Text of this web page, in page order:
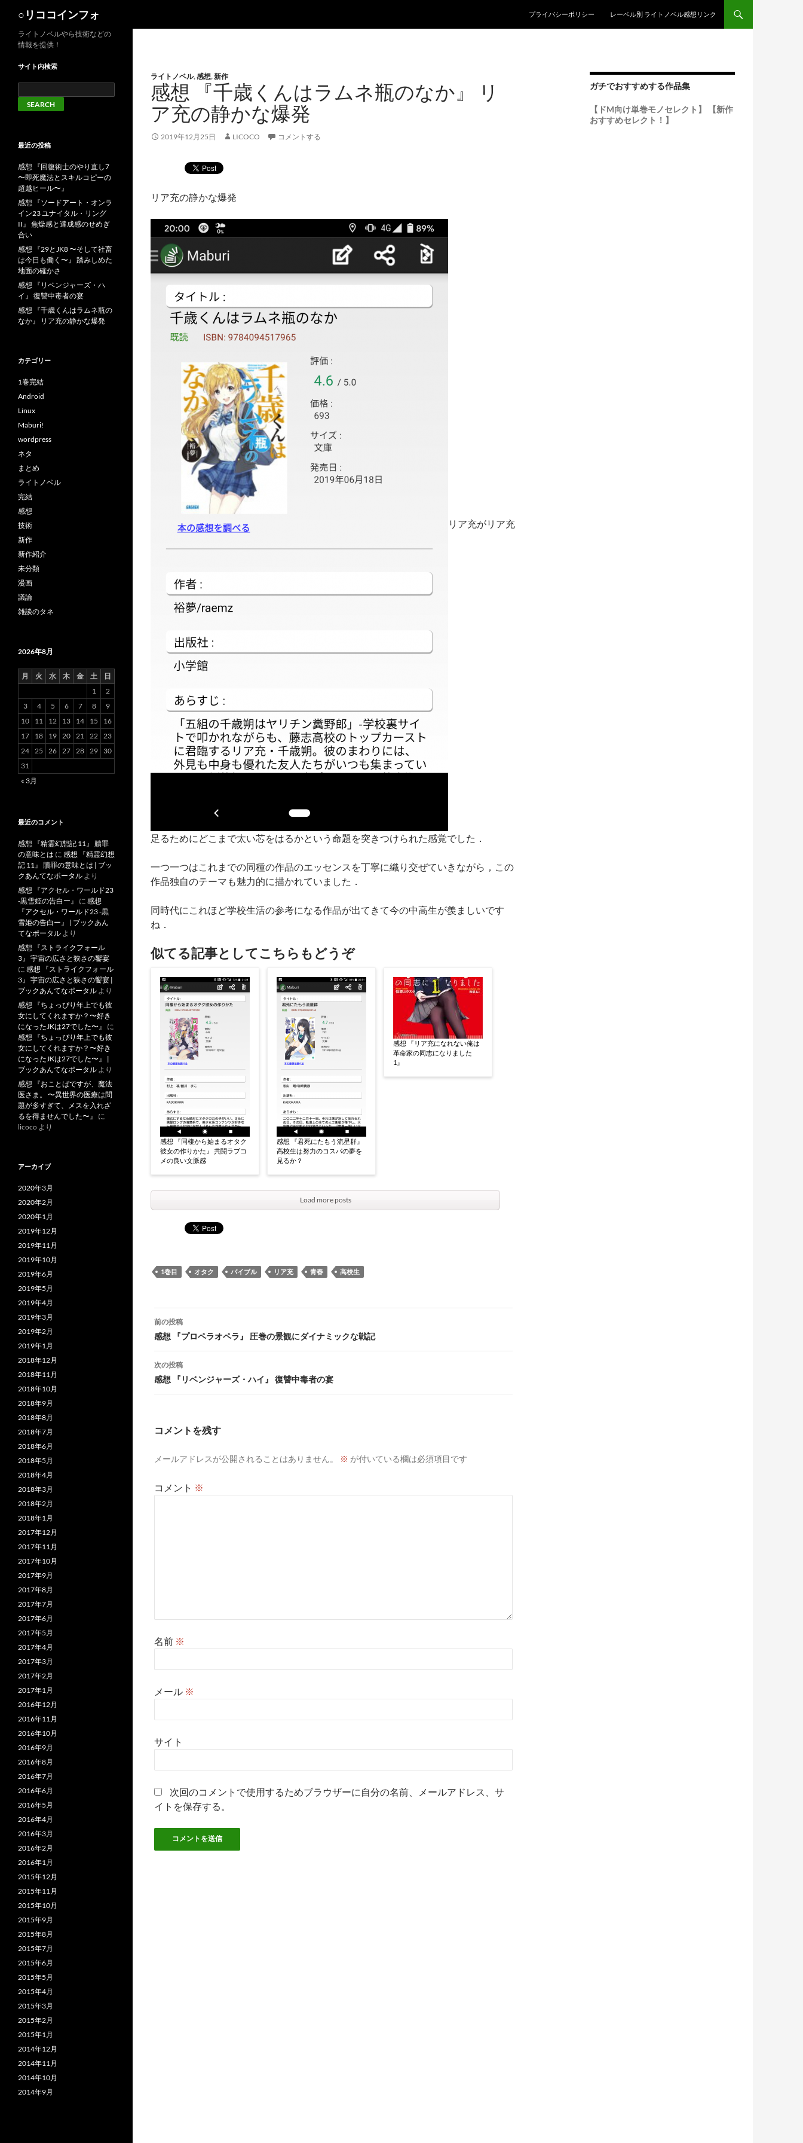
○リココインフォ
プライバシーポリシー
レーベル別 ライトノベル感想リンク
ライトノベル,感想,新作
感想 『千歳くんはラムネ瓶のなか』 リ
ア充の静かな爆発
2019年12月25日 LICOCO コメントする
リア充の静かな爆発
リア充がリア充
足るためにどこまで太い芯をはるかという命題を突きつけられた感覚でした．
一つ一つはこれまでの同種の作品のエッセンスを丁寧に織り交ぜていきながら，この
作品独自のテーマも魅力的に描かれていました．
同時代にこれほど学校生活の参考になる作品が出てきて今の中高生が羨ましいです
ね．
似てる記事としてこちらもどうぞ
感想 『同棲から始まるオタク
彼女の作りかた』 共闘ラブコ
メの良い文脈感
感想 『君死にたもう流星群』
高校生は努力のコスパの夢を
見るか？
感想 『リア充になれない俺は
革命家の同志になりました
1』
Load more posts
1巻目 オタク バイブル リア充 青春 高校生
投
稿
ナ
ビ
ゲ
ョ
ン
前の投稿
感想 『プロペラオペラ』 圧巻の景観にダイナミックな戦記
次の投稿
感想 『リベンジャーズ・ハイ』 復讐中毒者の宴
コメントを残す
メールアドレスが公開されることはありません。 ※ が付いている欄は必須項目です
コメント ※
名前 ※
メール ※
サイト
次回のコメントで使用するためブラウザーに自分の名前、メールアドレス、サ
イトを保存する。
ガチでおすすめする作品集
【ドM向け単巻モノセレクト】
【新作
おすすめセレクト！】
ライトノベルやら技術などの
情報を提供！
サイト内検索
最近の投稿
感想 『回復術士のやり直し7
〜即死魔法とスキルコピーの
超越ヒール〜』
感想 『ソードアート・オンラ
イン23 ユナイタル・リング
II』 焦燥感と達成感のせめぎ
合い
感想 『29とJK8 〜そして社畜
は今日も働く〜』 踏みしめた
地面の確かさ
感想 『リベンジャーズ・ハ
イ』 復讐中毒者の宴
感想 『千歳くんはラムネ瓶の
なか』 リア充の静かな爆発
カテゴリー
1巻完結
Android
Linux
Maburi!
wordpress
ネタ
まとめ
ライトノベル
完結
感想
技術
新作
新作紹介
未分類
漫画
議論
雑談のタネ
2026年8月
月 火 水 木 金 土
日
1
2
3
4 5 6 7 8
9
10
11 12 13 14 15
16
17
18 19 20 21 22 23
24 25 26 27 28 29
30
31
« 3月
最近のコメント
感想 『精霊幻想記 11』 贖罪
の意味とは に 感想 『精霊幻想
記 11』 贖罪の意味とは | ブッ
クあんてなポータル より
感想 『アクセル・ワールド23
-黒雪姫の告白ー』
に 感想
『アクセル・ワールド23 -黒
雪姫の告白ー』 | ブックあん
てなポータル より
感想 『ストライクフォール
3』 宇宙の広さと狭さの饗宴
に 感想 『ストライクフォール
3』 宇宙の広さと狭さの饗宴 |
ブックあんてなポータル より
感想 『ちょっぴり年上でも彼
女にしてくれますか？〜好き
になったJKは27でした〜』
に
感想 『ちょっぴり年上でも彼
女にしてくれますか？〜好き
になったJKは27でした〜』 |
ブックあんてなポータル より
感想 『おことばですが、魔法
医さま。 〜異世界の医療は問
題が多すぎて、メスを入れざ
るを得ませんでした〜』
に
licoco より
アーカイブ
2020年3月
2020年2月
2020年1月
2019年12月
2019年11月
2019年10月
2019年6月
2019年5月
2019年4月
2019年3月
2019年2月
2019年1月
2018年12月
2018年11月
2018年10月
2018年9月
2018年8月
2018年7月
2018年6月
2018年5月
2018年4月
2018年3月
2018年2月
2018年1月
2017年12月
2017年11月
2017年10月
2017年9月
2017年8月
2017年7月
2017年6月
2017年5月
2017年4月
2017年3月
2017年2月
2017年1月
2016年12月
2016年11月
2016年10月
2016年9月
2016年8月
2016年7月
2016年6月
2016年5月
2016年4月
2016年3月
2016年2月
2016年1月
2015年12月
2015年11月
2015年10月
2015年9月
2015年8月
2015年7月
2015年6月
2015年5月
2015年4月
2015年3月
2015年2月
2015年1月
2014年12月
2014年11月
2014年10月
2014年9月